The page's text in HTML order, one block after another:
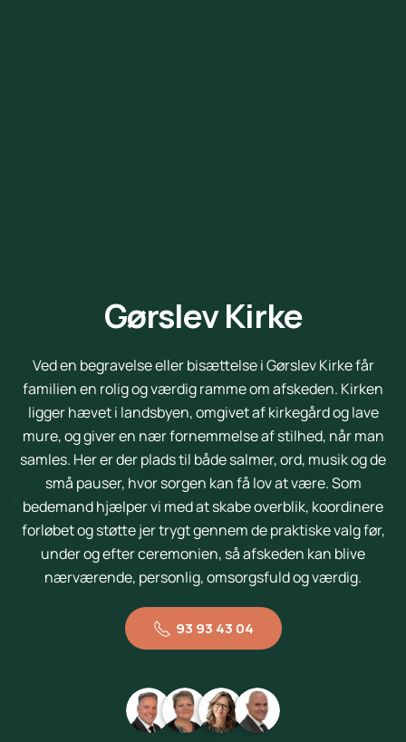
Gørslev Kirke
Ved en begravelse eller bisættelse i Gørslev Kirke får
familien en rolig og værdig ramme om afskeden. Kirken
ligger hævet i landsbyen, omgivet af kirkegård og lave
mure, og giver en nær fornemmelse af stilhed, når man
samles. Her er der plads til både salmer, ord, musik og de
små pauser, hvor sorgen kan få lov at være. Som
bedemand hjælper vi med at skabe overblik, koordinere
forløbet og støtte jer trygt gennem de praktiske valg før,
under og efter ceremonien, så afskeden kan blive
nærværende, personlig, omsorgsfuld og værdig.
93 93 43 04